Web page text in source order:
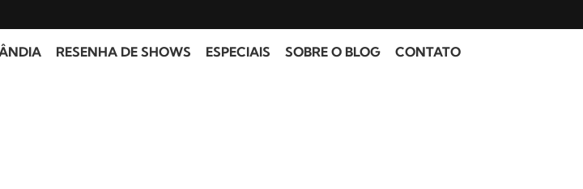
RESENHA DE SHOWS ESPECIAIS SOBRE O BLOG CONTATO